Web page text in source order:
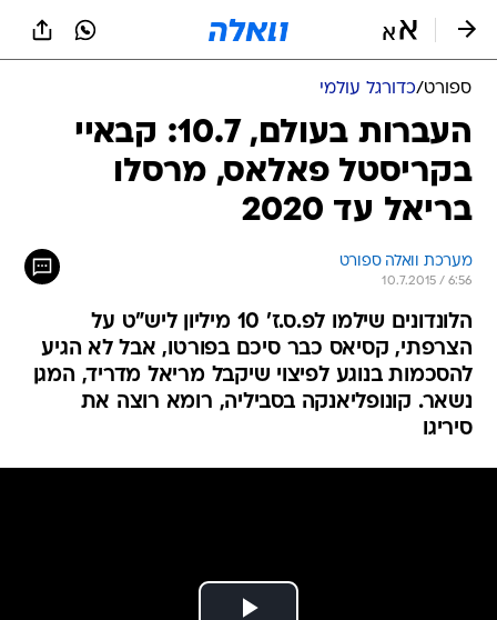
ספורט/כדורגל עולמי
העברות בעולם, 10.7: קבאיי
בקריסטל פאלאס, מרסלו
בריאל עד 2020
מערכת וואלה ספורט
10.7.2015 / 6:56
הלונדונים שילמו לפ.ס.ז' 10 מיליון ליש"ט על
הצרפתי, קסיאס כבר סיכם בפורטו, אבל לא הגיע
להסכמות בנוגע לפיצוי שיקבל מריאל מדריד, המגן
נשאר. קונופליאנקה בסביליה, רומא רוצה את
סיריגו